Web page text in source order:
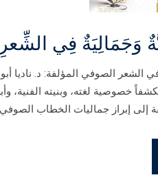
وَجَمَالِيَةٌ فِي
الشعر الصوفي المؤلفة: د. ناديا
خصوصية لغته، وبنيته الفنية،
إبراز جماليات الخطاب الصوفي